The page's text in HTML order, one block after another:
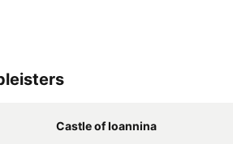
Castle of Ioannina